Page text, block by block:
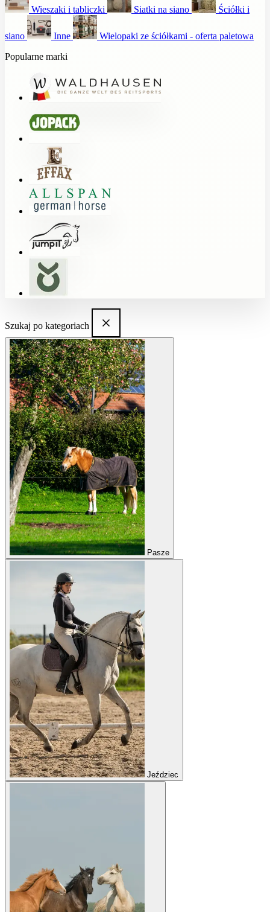
Wieszaki i tabliczki Siatki na siano Ściółki i
siano Inne
Wielopaki ze ściółkami - oferta paletowa
Popularne marki
Szukaj po kategoriach
Pasze
Jeździec